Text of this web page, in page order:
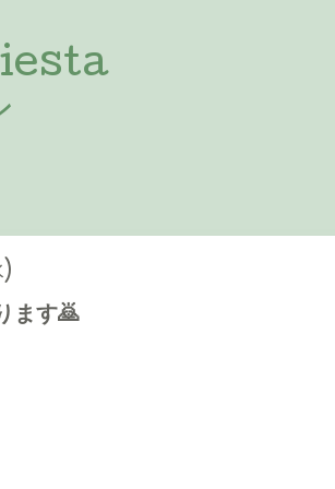
ます🙇